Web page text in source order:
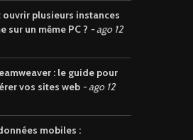
ouvrir plusieurs instances
sur un même PC ?
ago 12
: le guide pour
vos sites web
ago 12
mobiles :